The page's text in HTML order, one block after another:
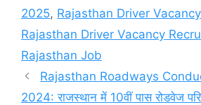
2025, Rajasthan Driver
Rajasthan Driver Vacancy
Rajasthan Job
Rajasthan Roadways
2024: राजस्थान में 10वीं पास रोडवेज